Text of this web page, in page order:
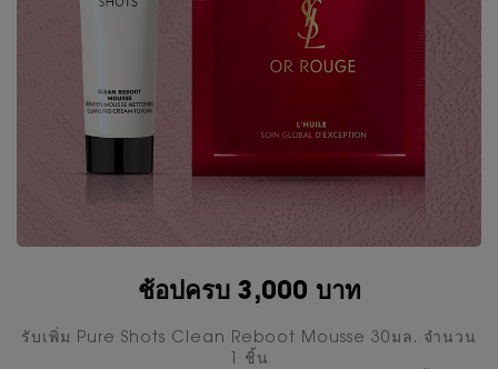
ช้อปครบ 3,000 บาท
รับเพิ่ม Pure Shots Clean Reboot Mousse 30มล. จำนวน
1 ชิ้น